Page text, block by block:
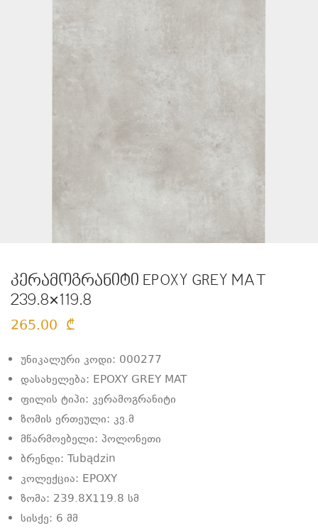
კერამოგრანიტი EPOXY GREY MAT
239.8×119.8
265.00 ₾
უნიკალური კოდი: 000277
დასახელება: EPOXY GREY MAT
ფილის ტიპი: კერამოგრანიტი
ზომის ერთეული: კვ.მ
მწარმოებელი: პოლონეთი
ბრენდი: Tubądzin
კოლექცია: EPOXY
ზომა: 239.8X119.8 სმ
სისქე: 6 მმ